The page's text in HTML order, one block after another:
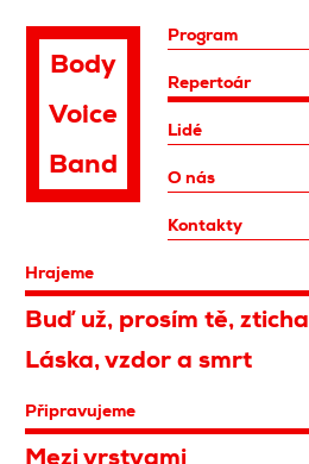
Body
Voice
Band
Program
Repertoár
Lidé
O nás
Kontakty
Hrajeme
Buď už, prosím tě, zticha
Láska, vzdor a smrt
Připravujeme
Mezi vrstvami